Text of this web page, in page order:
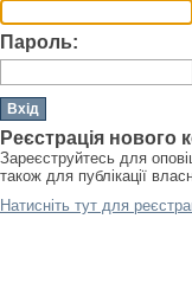
Пароль:
Реєстрація нового
Зареєструйтесь для
також для публікації
Натисніть тут для